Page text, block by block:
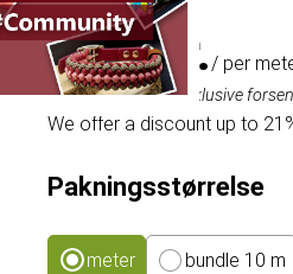
4,11 kr./ per
Inklusive moms, eksklusive
We offer a discount up to
Pakningsstørrelse
meter bundle 10 m